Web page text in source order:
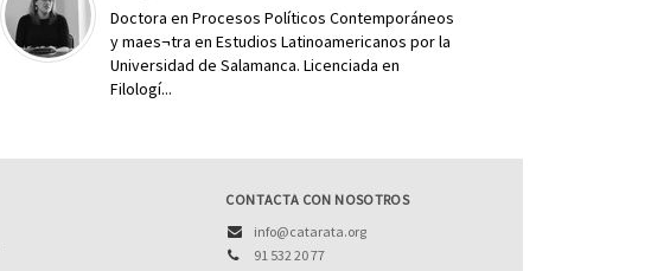
Doctora en Procesos Políticos Contemporáneos
y maes¬tra en Estudios Latinoamericanos por la
Universidad de Salamanca. Licenciada en
Filologí...
CONTACTA CON NOSOTROS
info@catarata.org
91 532 20 77